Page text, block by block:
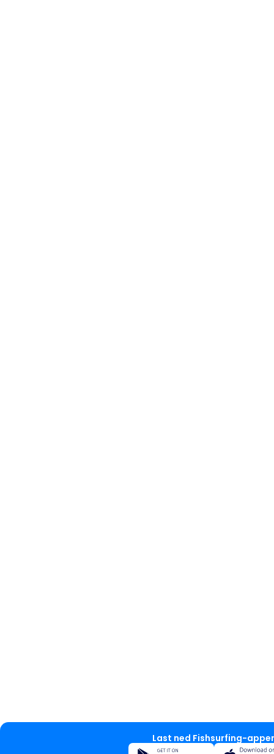
Last ned Fishsurfing-